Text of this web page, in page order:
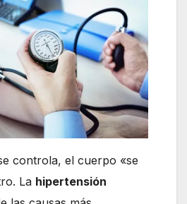
controla, el cuerpo «se
La hipertensión